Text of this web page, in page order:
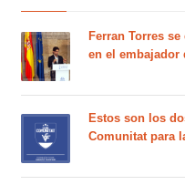
Ferran Torres
en el embajador
Estos son los
Comunitat para